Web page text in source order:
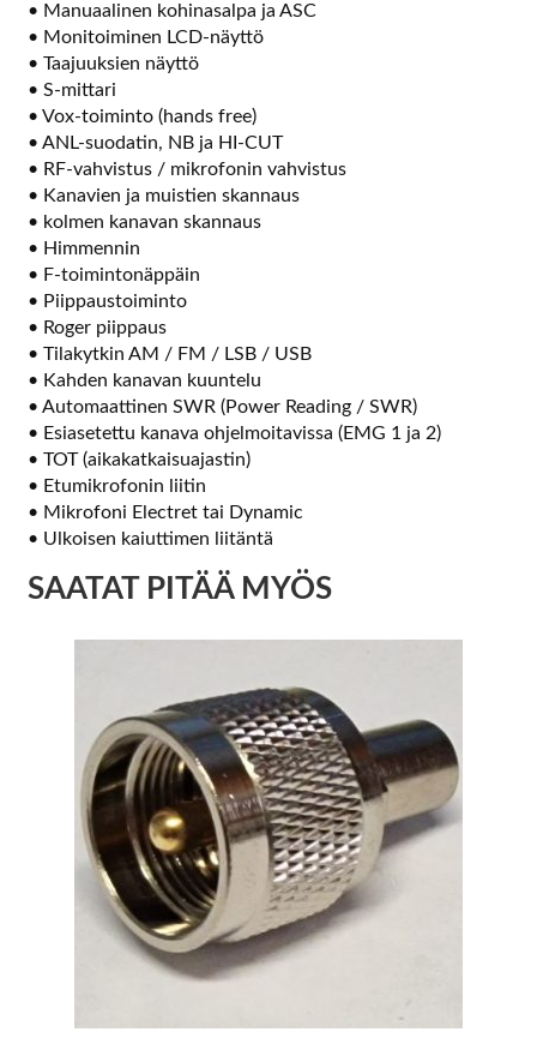
• Manuaalinen kohinasalpa ja ASC
• Monitoiminen LCD-näyttö
• Taajuuksien näyttö
• S-mittari
• Vox-toiminto (hands free)
• ANL-suodatin, NB ja HI-CUT
• RF-vahvistus / mikrofonin vahvistus
• Kanavien ja muistien skannaus
• kolmen kanavan skannaus
• Himmennin
• F-toimintonäppäin
• Piippaustoiminto
• Roger piippaus
• Tilakytkin AM / FM / LSB / USB
• Kahden kanavan kuuntelu
• Automaattinen SWR (Power Reading / SWR)
• Esiasetettu kanava ohjelmoitavissa (EMG 1 ja 2)
• TOT (aikakatkaisuajastin)
• Etumikrofonin liitin
• Mikrofoni Electret tai Dynamic
• Ulkoisen kaiuttimen liitäntä
SAATAT PITÄÄ MYÖS